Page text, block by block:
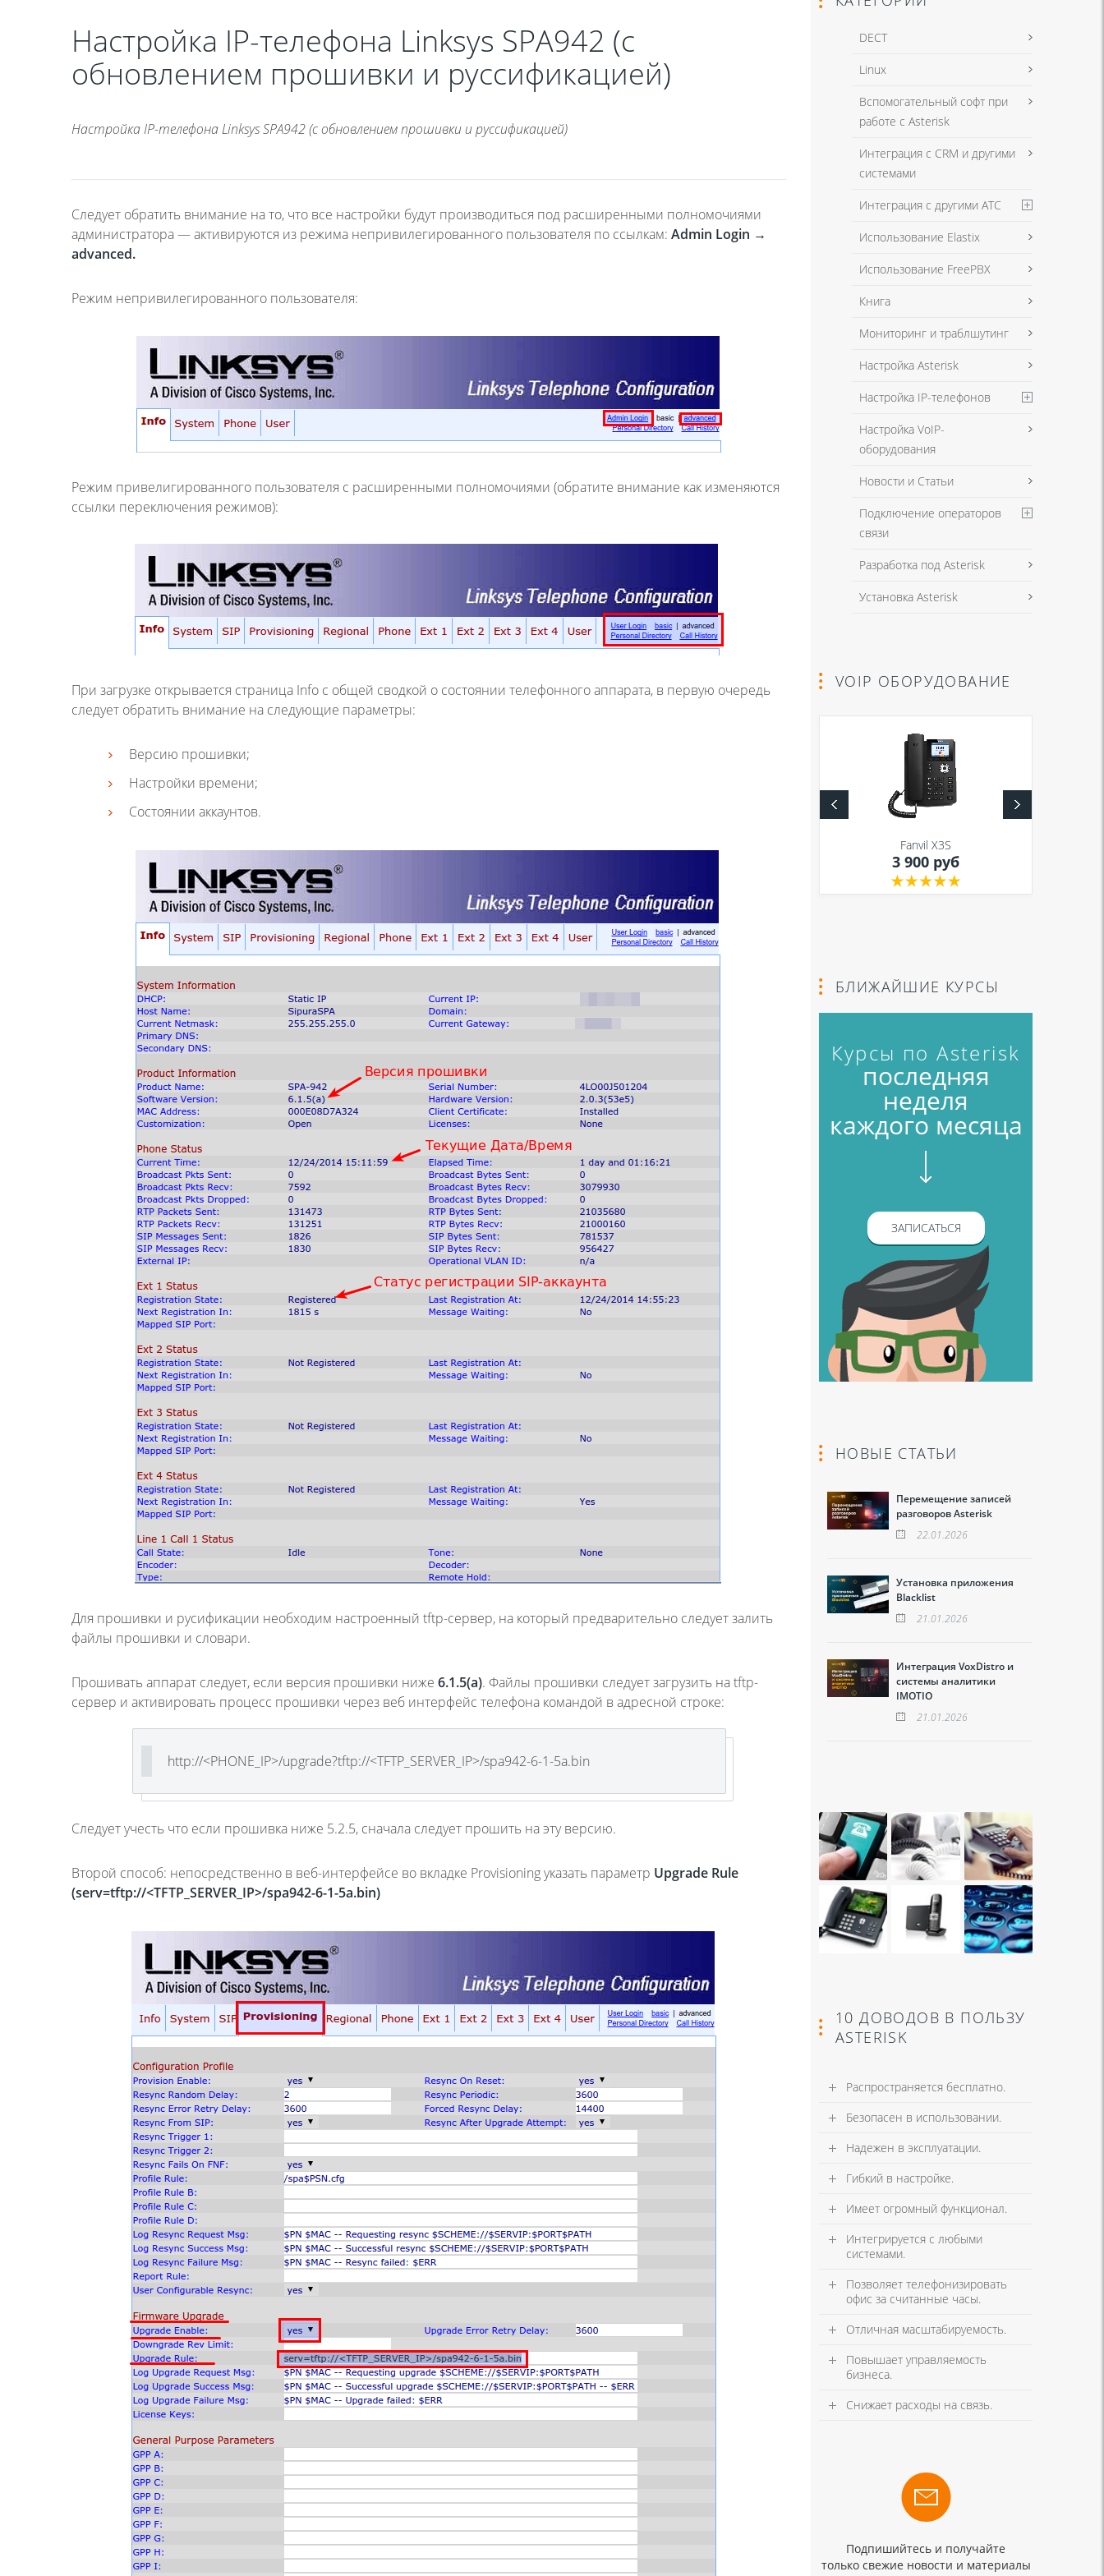
Настройка IP-телефона Linksys SPA942 (с
обновлением прошивки и руссификацией)
Настройка IP-телефона Linksys SPA942 (с обновлением прошивки и руссификацией)
Следует обратить внимание на то, что все настройки будут производиться под расширенными полномочиями
администратора — активируются из режима непривилегированного пользователя по ссылкам: Admin Login →
advanced.
Режим непривилегированного пользователя:
Режим привелигированного пользователя с расширенными полномочиями (обратите внимание как изменяются
ссылки переключения режимов):
При загрузке открывается страница Info с общей сводкой о состоянии телефонного аппарата, в первую очередь
следует обратить внимание на следующие параметры:
Версию прошивки;
Настройки времени;
Состоянии аккаунтов.
Для прошивки и русификации необходим настроенный tftp-сервер, на который предварительно следует залить
файлы прошивки и словари.
Прошивать аппарат следует, если версия прошивки ниже 6.1.5(а). Файлы прошивки следует загрузить на tftp-
сервер и активировать процесс прошивки через веб интерфейс телефона командой в адресной строке:
http://<PHONE_IP>/upgrade?tftp://<TFTP_SERVER_IP>/spa942-6-1-5a.bin
Следует учесть что если прошивка ниже 5.2.5, сначала следует прошить на эту версию.
Второй способ: непосредственно в веб-интерфейсе во вкладке Provisioning указать параметр Upgrade Rule
(serv=tftp://<TFTP_SERVER_IP>/spa942-6-1-5a.bin)
DECT
Linux
Вспомогательный софт при
работе с Asterisk
Интеграция с CRM и другими
системами
Интеграция с другими АТС
Использование Elastix
Использование FreePBX
Книга
Мониторинг и траблшутинг
Настройка Asterisk
Настройка IP-телефонов
Настройка VoIP-
оборудования
Новости и Статьи
Подключение операторов
связи
Разработка под Asterisk
Установка Asterisk
VOIP ОБОРУДОВАНИЕ
2 990 руб Fanvil X3S
3 900 руб
БЛИЖАЙШИЕ КУРСЫ
Курсы по Asterisk
последняя
неделя
каждого месяца
ЗАПИСАТЬСЯ
НОВЫЕ СТАТЬИ
Перемещение записей
разговоров Asterisk
22.01.2026
Установка приложения
Blacklist
21.01.2026
Интеграция VoxDistro и
системы аналитики
IMOTIO
21.01.2026
10 ДОВОДОВ В ПОЛЬЗУ
ASTERISK
Распространяется бесплатно.
Безопасен в использовании.
Надежен в эксплуатации.
Гибкий в настройке.
Имеет огромный функционал.
Интегрируется с любыми
системами.
Позволяет телефонизировать
офис за считанные часы.
Отличная масштабируемость.
Повышает управляемость
бизнеса.
Снижает расходы на связь.
Подпишийтесь и получайте
только свежие новости и материалы